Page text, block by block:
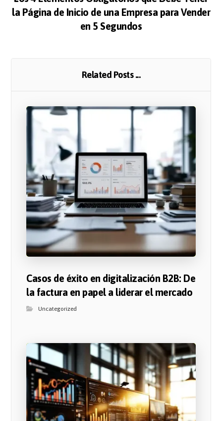
la Página de Inicio de una Empresa para Vender
en 5 Segundos
Related Posts ...
Casos de éxito en digitalización B2B: De
la factura en papel a liderar el mercado
Uncategorized